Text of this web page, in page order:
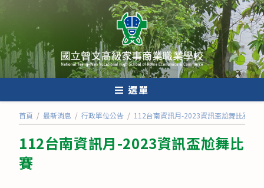
轉
至
主
要
內
選單
首頁 / 最新消息 / 行政單位公告 / 112台南資訊月-2023資訊盃尬舞比賽
112台南資訊月-2023資訊盃尬舞比
賽